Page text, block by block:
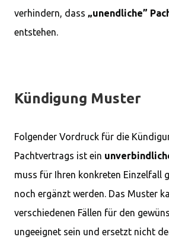
verhindern, dass „unendliche”
entstehen.
Kündigung Muster
Folgender Vordruck für die
Pachtvertrags ist ein
muss für Ihren konkreten Einzelfall
noch ergänzt werden. Das Muster
verschiedenen Fällen für den
ungeeignet sein und ersetzt nicht